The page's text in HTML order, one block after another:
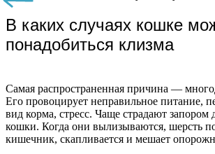
В каких случаях кошке
понадобиться клизма
Самая распространенная причина —
Его провоцирует неправильное питание,
вид корма, стресс. Чаще страдают
кошки. Когда они вылизываются, шерсть
кишечник, скапливается и мешает